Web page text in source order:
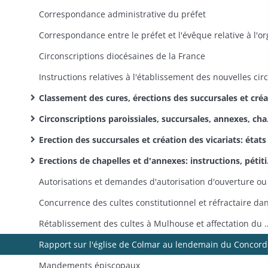
Correspondance administrative du préfet
Circonscriptions diocésaines de la France
Classement des cures, érections des succursales et créations de vicariats: pétitions, réclamations, correspondance
Circonscriptions paroissiales, succursales, annexes, chapelles: états et tableaux de propositions
Erection des succursales et création des vicariats: états annuels de propositions
Erections de chapelles et d'annexes: instructions, pétitions, autorisations, correspondance annexe
Rétablissement des cultes à Mulhouse et affectation du même local aux cultes protestant et catholique
Mandements épiscopaux